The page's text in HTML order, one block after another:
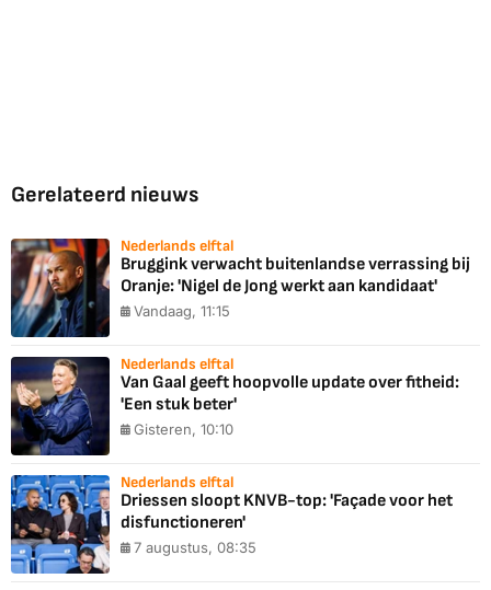
Gerelateerd nieuws
Nederlands elftal
Bruggink verwacht buitenlandse verrassing bij
Oranje: 'Nigel de Jong werkt aan kandidaat'
Vandaag, 11:15
Nederlands elftal
Van Gaal geeft hoopvolle update over fitheid:
'Een stuk beter'
Gisteren, 10:10
Nederlands elftal
Driessen sloopt KNVB-top: 'Façade voor het
disfunctioneren'
7 augustus, 08:35